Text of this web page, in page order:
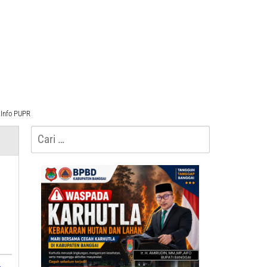
Info PUPR
Cari
untuk: